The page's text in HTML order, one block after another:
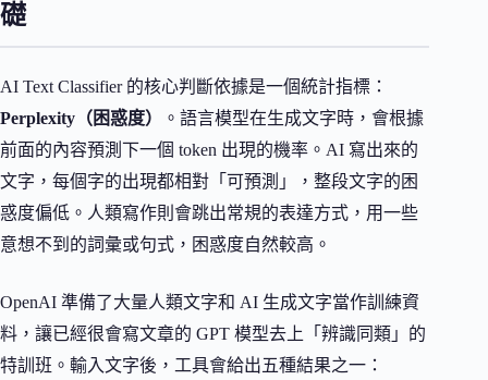
礎
AI Text Classifier 的核心判斷依據是一個統計指標：
Perplexity（困惑度）
。語言模型在生成文字時，會根據
前面的內容預測下一個 token 出現的機率。AI 寫出來的
文字，每個字的出現都相對「可預測」，整段文字的困
惑度偏低。人類寫作則會跳出常規的表達方式，用一些
意想不到的詞彙或句式，困惑度自然較高。
OpenAI 準備了大量人類文字和 AI 生成文字當作訓練資
料，讓已經很會寫文章的 GPT 模型去上「辨識同類」的
特訓班。輸入文字後，工具會給出五種結果之一：